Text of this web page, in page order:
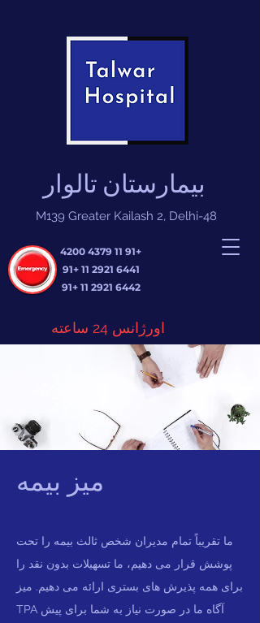
بیمارستان تالوار
+91 11 4379 4200
6441 2921 11
+91
6442 2921 11
+91
اورژانس 24 ساعته
M139 Greater Kailash 2, Delhi-48
میز بیمه
ما تقریباً تمام مدیران شخص ثالث بیمه را تحت
پوشش قرار می دهیم، ما تسهیلات بدون نقد را
برای همه پذیرش های بستری ارائه می دهیم. میز
TPA آگاه ما در صورت نیاز به شما برای پیش